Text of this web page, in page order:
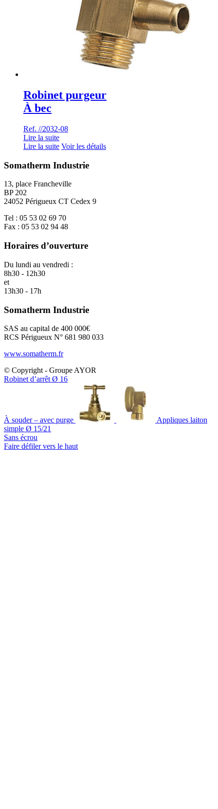
Robinet purgeur
À bec
Ref. //2032-08
Lire la suite
Lire la suite Voir les détails
Somatherm Industrie
13, place Francheville
BP 202
24052 Périgueux CT Cedex 9
Tel : 05 53 02 69 70
Fax : 05 53 02 94 48
Horaires d’ouverture
Du lundi au vendredi :
8h30 - 12h30
et
13h30 - 17h
Somatherm Industrie
SAS au capital de 400 000€
RCS Périgueux N° 681 980 033
www.somatherm.fr
© Copyright - Groupe AYOR
Robinet d’arrêt Ø 16
À souder – avec purge
Appliques laiton
simple Ø 15/21
Sans écrou
Faire défiler vers le haut